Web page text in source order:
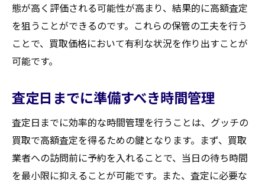
態が高く評価される可能性が高まり、結果的に高額査定
を狙うことができるのです。これらの保管の工夫を行う
ことで、買取価格において有利な状況を作り出すことが
可能です。
査定日までに準備すべき時間管理
査定日までに効率的な時間管理を行うことは、グッチの
買取で高額査定を得るための鍵となります。まず、買取
業者への訪問前に予約を入れることで、当日の待ち時間
を最小限に抑えることが可能です。また、査定に必要な